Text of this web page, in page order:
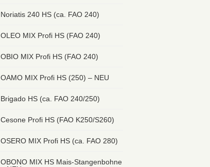
Noriatis 240 HS (ca. FAO 240)
OLEO MIX Profi HS (FAO 240)
OBIO MIX Profi HS (FAO 240)
OAMO MIX Profi HS (250) – NEU
Brigado HS (ca. FAO 240/250)
Cesone Profi HS (FAO K250/S260)
OSERO MIX Profi HS (ca. FAO 280)
OBONO MIX HS Mais-Stangenbohne